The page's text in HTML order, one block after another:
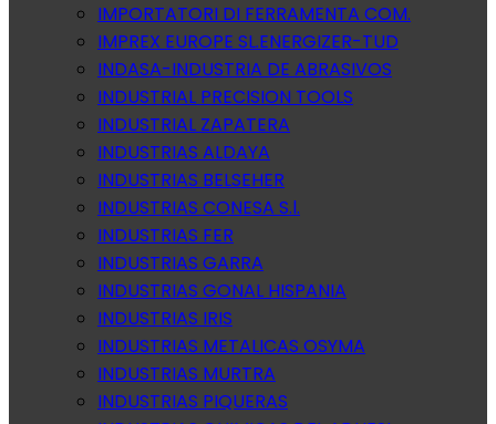
IMPORTATORI DI FERRAMENTA COM.
IMPREX EUROPE SL.ENERGIZER-TUD
INDASA-INDUSTRIA DE ABRASIVOS
INDUSTRIAL PRECISION TOOLS
INDUSTRIAL ZAPATERA
INDUSTRIAS ALDAYA
INDUSTRIAS BELSEHER
INDUSTRIAS CONESA S.l.
INDUSTRIAS FER
INDUSTRIAS GARRA
INDUSTRIAS GONAL HISPANIA
INDUSTRIAS IRIS
INDUSTRIAS METALICAS OSYMA
INDUSTRIAS MURTRA
INDUSTRIAS PIQUERAS